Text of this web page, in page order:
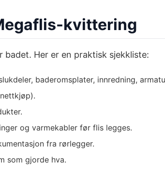
kvittering
Her er en praktisk sjekkliste:
baderomsplater, innredning,
og varmekabler før flis legges.
fra rørlegger.
som gjorde hva.